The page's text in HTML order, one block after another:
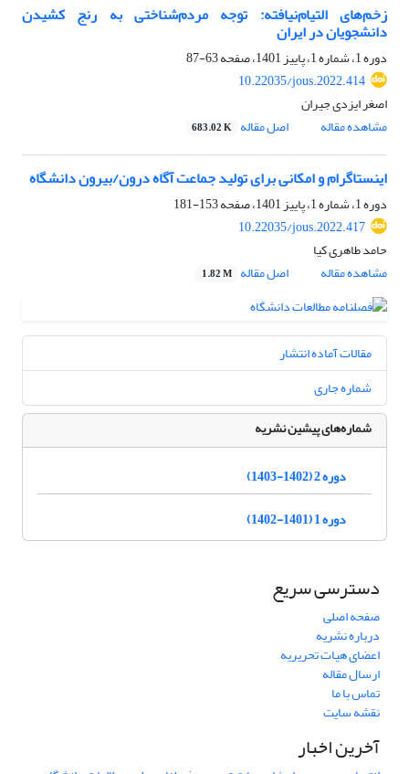
زخم‌‌های التیام‌نیافته: توجه مردم‌‌شناختی به رنج کشیدن
دانشجویان در ایران
دوره 1، شماره 1، پاییز 1401، صفحه
63-87
10.22035/jous.2022.414
اصغر ایزدی جیران
مشاهده مقاله
اصل مقاله 683.02 K
اینستاگرام و امکانی برای تولید جماعت آگاه درون/بیرون دانشگاه
دوره 1، شماره 1، پاییز 1401، صفحه
153-181
10.22035/jous.2022.417
حامد طاهری کیا
مشاهده مقاله
اصل مقاله 1.82 M
مقالات آماده انتشار
شماره جاری
شماره‌های پیشین نشریه
دوره 2 (1402-1403)
دوره 1 (1401-1402)
دسترسی سریع
صفحه اصلی
درباره نشریه
اعضای هیات تحریریه
ارسال مقاله
تماس با ما
نقشه سایت
آخرین اخبار